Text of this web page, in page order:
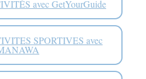
avec GetYourGuide
SPORTIVES avec